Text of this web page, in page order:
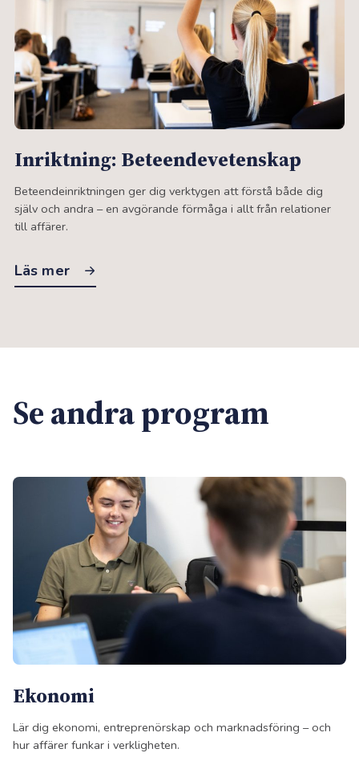
Inriktning: Beteende­vetenskap
Beteendeinriktningen ger dig verktygen att förstå både dig
själv och andra – en avgörande förmåga i allt från relationer
till affärer.
Läs mer
Se andra program
Ekonomi
Lär dig ekonomi, entreprenörskap och marknadsföring – och
hur affärer funkar i verkligheten.